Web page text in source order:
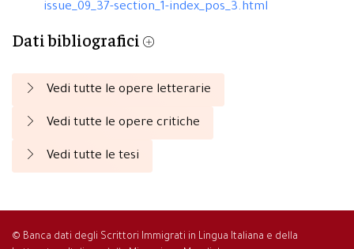
issue_09_37-section_1-index_pos_3.html
Dati bibliografici
Vedi tutte le opere letterarie
Vedi tutte le opere critiche
Vedi tutte le tesi
© Banca dati degli Scrittori Immigrati in Lingua Italiana e della